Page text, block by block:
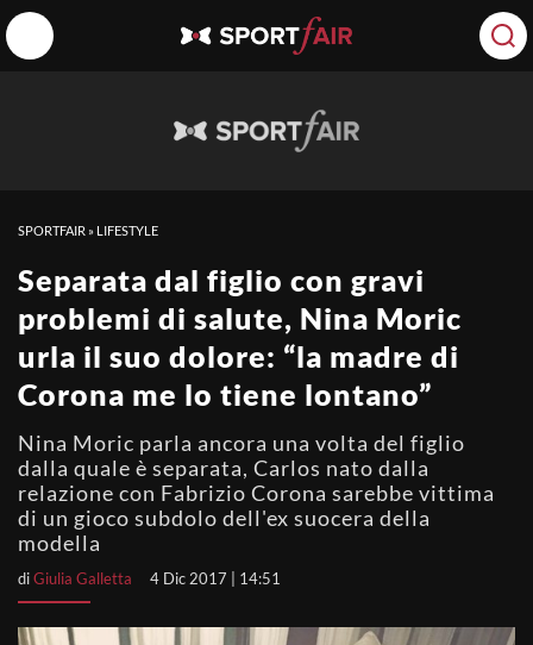
SPORTFAIR » LIFESTYLE
Separata dal figlio con gravi
problemi di salute, Nina Moric
urla il suo dolore: “la madre di
Corona me lo tiene lontano”
Nina Moric parla ancora una volta del figlio
dalla quale è separata, Carlos nato dalla
relazione con Fabrizio Corona sarebbe vittima
di un gioco subdolo dell'ex suocera della
modella
diGiulia Galletta 4 Dic 2017 | 14:51